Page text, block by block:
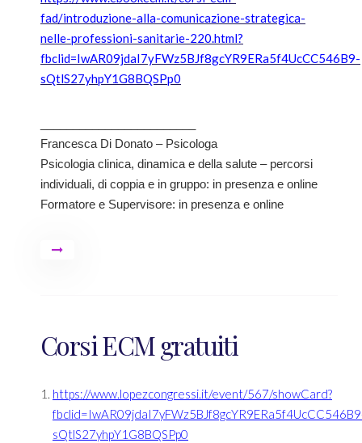
fad/introduzione-alla-comunicazione-strategica-
nelle-professioni-sanitarie-220.html?
fbclid=IwAR09jdaI7yFWz5BJf8gcYR9ERa5f4UcCC546B9-
sQtlS27yhpY1G8BQSPp0
Francesca Di Donato – Psicologa
Psicologia clinica, dinamica e della salute – percorsi
individuali, di coppia e in gruppo: in presenza e online
Formatore e Supervisore: in presenza e online
Corsi ECM gratuiti
https://www.lopezcongressi.it/event/567/showCard?
sQtlS27yhpY1G8BQSPp0